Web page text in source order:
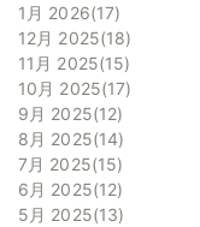
1月 2026 17
12月 2025 18
11月 2025 15
10月 2025 17
9月 2025 12
8月 2025 14
7月 2025 15
6月 2025 12
5月 2025 13